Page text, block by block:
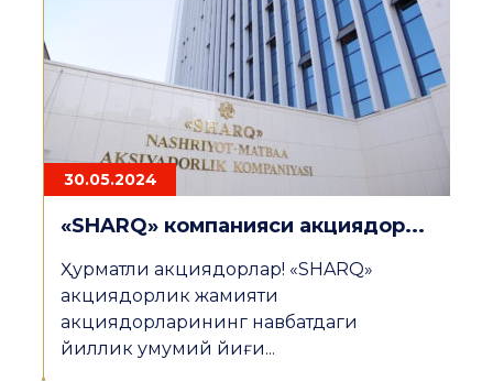
30.05.2024
«SHARQ» компанияси акциядор...
Ҳурматли акциядорлар! «SHARQ»
акциядорлик жамияти
акциядорларининг навбатдаги
йиллик умумий йиғи...